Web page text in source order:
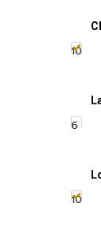
10
6
10